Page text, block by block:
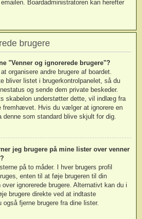
Boardadministratoren kan herefter
brugere
"Venner og ignorerede brugere"?
organisere andre brugere af boardet.
bliver listet i brugerkontrolpanelet, så du
og sende dem private beskeder.
skabelon understøtter dette, vil indlæg fra
fremhævet. Hvis du vælger at ignorere en
denne som standard blive skjult for dig.
jeg brugere på mine lister over venner
på to måder. I hver brugers profil
enten til at føje brugeren til din
ignorerede brugere. Alternativt kan du i
brugere direkte ved at indtaste
også fjerne brugere fra dine lister.